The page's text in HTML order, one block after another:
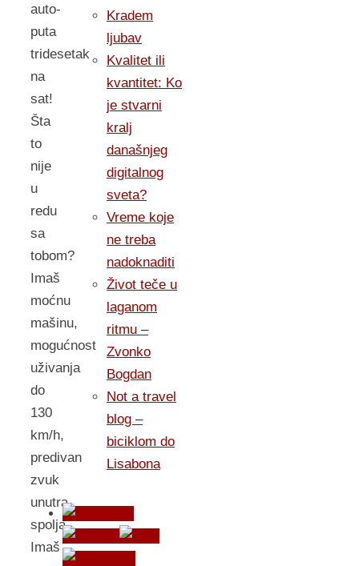
auto-
puta
tridesetak
na
sat!
Šta
to
nije
u
redu
sa
tobom?
Imaš
moćnu
mašinu,
mogućnost
uživanja
do
130
km/h,
predivan
zvuk
unutra,
spolja.
Imaš
Kradem
ljubav
Kvalitet ili
kvantitet: Ko
je stvarni
kralj
današnjeg
digitalnog
sveta?
Vreme koje
ne treba
nadoknaditi
Život teče u
laganom
ritmu –
Zvonko
Bogdan
Not a travel
blog –
biciklom do
Lisabona